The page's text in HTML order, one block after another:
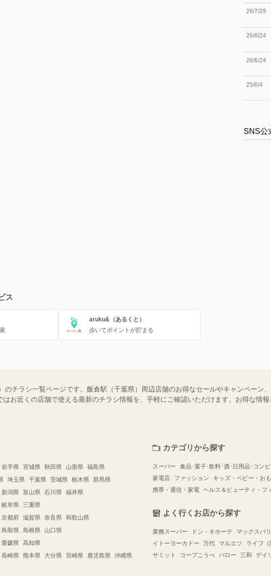
26/7/29
26/6/24
26/6/24
25/6/4
SNS公
ス
aruku&（あるくと）
歩いてポイントが貯まる
のチラシ一覧ページです。飯倉駅（千葉県）周辺店舗のお得なセールやキャンペーン
お近くの店舗で使える最新のチラシ情報を、手軽にご確認いただけます。お得な情報
岩手県 宮城県 秋田県 山形県 福島県
埼玉県 千葉県 茨城県 栃木県 群馬県
新潟県 富山県 石川県 福井県
岐阜県 三重県
京都府 滋賀県 奈良県 和歌山県
鳥取県 島根県 山口県
愛媛県 高知県
長崎県 熊本県 大分県 宮崎県 鹿児島県 沖縄県
カテゴリから探す
スーパー 食品･菓子･飲料･酒･日用品･コン
家電店
ファッション キッズ・ベビー・お
携帯・通信・家電 ヘルス＆ビューティ・フ
よく行くお店から探す
業務スーパー ドン・キホーテ マックスバ
イトーヨーカドー
万代 マルエツ ライフ（
サミット
コープこうべ バロー 三和 デイ